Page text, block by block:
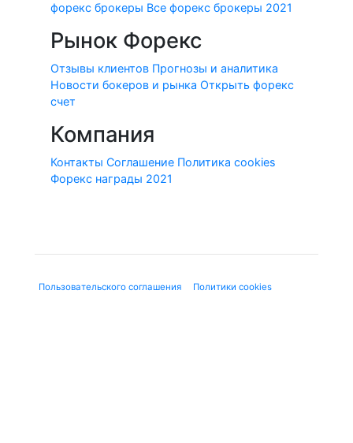
форекс брокеры Все форекс брокеры 2021
Рынок Форекс
Отзывы клиентов Прогнозы и аналитика
Новости бокеров и рынка Открыть форекс
счет
Компания
Контакты Соглашение Политика cookies
Форекс награды 2021
Пользовательского соглашения Политики cookies